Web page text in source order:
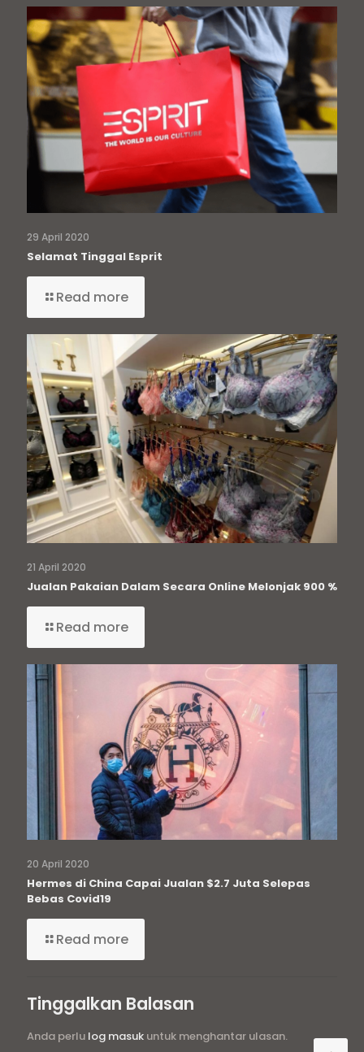
29 April 2020
Selamat Tinggal Esprit
Read more
21 April 2020
Jualan Pakaian Dalam Secara Online Melonjak 900 %
Read more
20 April 2020
Hermes di China Capai Jualan $2.7 Juta Selepas
Bebas Covid19
Read more
Tinggalkan Balasan
Anda perlu log masuk untuk menghantar ulasan.